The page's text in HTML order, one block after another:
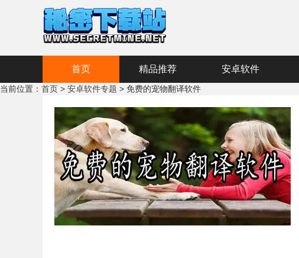
首页 精品推荐 安卓软件
当前位置： 首页 > 安卓软件专题 > 免费的宠物翻译软件